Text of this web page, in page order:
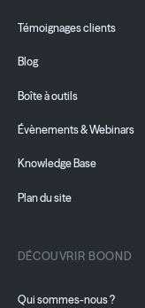
Témoignages clients
Blog
Boîte à outils
Évènements & Webinars
Knowledge Base
Plan du site
DÉCOUVRIR BOOND
Qui sommes-nous ?